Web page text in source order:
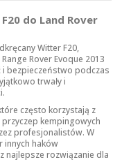
do Land Rover
Witter F20,
Rover Evoque 2013
i bezpieczeństwo podczas
trwały i
często korzystają z
kempingowych
profesjonalistów. W
innych haków
najlepsze rozwiązanie dla